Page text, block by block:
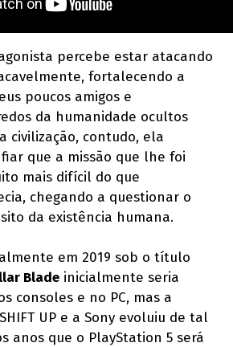
percebe estar atacando
fortalecendo a
poucos amigos e
da humanidade ocultos
civilização, contudo, ela
que a missão que lhe foi
mais difícil do que
chegando a questionar o
da existência humana.
em 2019 sob o título
Blade inicialmente seria
consoles e no PC, mas a
UP e a Sony evoluiu de tal
anos que o PlayStation 5 será